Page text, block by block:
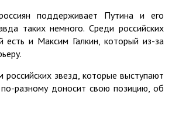
поддерживает Путина и его
таких немного. Среди российских
и Максим Галкин, который из-за
звезд, которые выступают
разному доносит свою позицию, об